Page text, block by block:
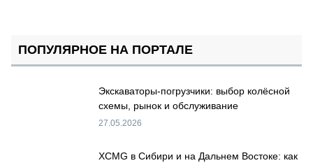
ПОПУЛЯРНОЕ НА ПОРТАЛЕ
Экскаваторы-погрузчики: выбор колёсной
схемы, рынок и обслуживание
27.05.2026
XCMG в Сибири и на Дальнем Востоке: как